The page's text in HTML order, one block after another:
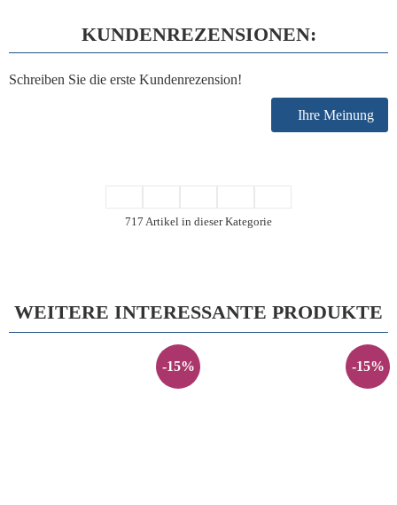
KUNDENREZENSIONEN:
Schreiben Sie die erste Kundenrezension!
Ihre Meinung
717 Artikel in dieser Kategorie
WEITERE INTERESSANTE PRODUKTE
-15% -15%